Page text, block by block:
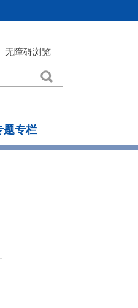
无障碍浏览
题专栏